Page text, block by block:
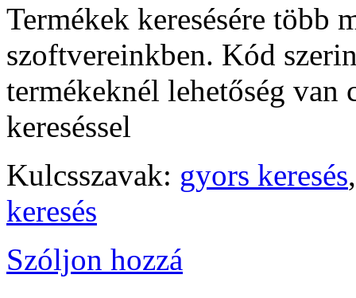
Termékek keresésére több
szoftvereinkben. Kód
termékeknél lehetőség van
kereséssel
Kulcsszavak: gyors keresés
keresés
Szóljon hozzá